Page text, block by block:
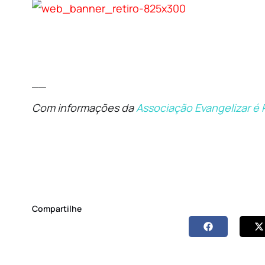
Com informações daAssociação Evangelizar é
Compartilhe